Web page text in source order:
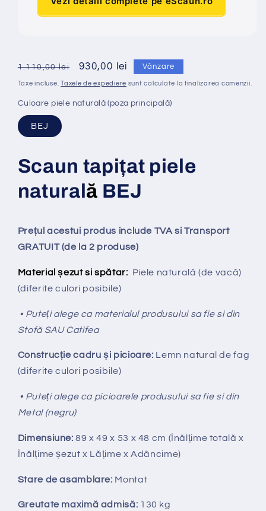
Preț
obișnuit
1.110,00 lei
Preț
redus
930,00 lei Vânzare
Taxe incluse.Taxele de expediere sunt calculate la finalizarea comenzii.
Culoare piele naturală (poza principală)
BEJ
Scaun tapițat piele
naturală BEJ
Prețul acestui produs include TVA si Transport
GRATUIT (de la 2 produse)
Material șezut si spătar: Piele naturală (de vacă)
(diferite culori posibile)
• Puteți alege ca materialul produsului sa fie si din
Stofă SAU Catifea
Construcție cadru și picioare: Lemn natural de fag
(diferite culori posibile)
• Puteți alege ca picioarele produsului sa fie si din
Metal (negru)
Dimensiune: 89 x 49 x 53 x 48 cm (Înălțime totală x
Înălțimeșezut x Lățime x Adâncime)
Stare de asamblare: Montat
Greutate maximă admisă: 130 kg